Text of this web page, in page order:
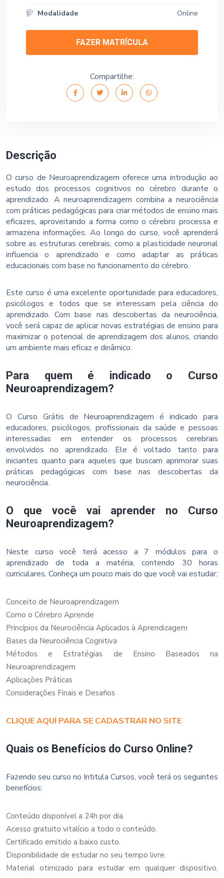
Descrição
O curso de Neuroaprendizagem oferece uma introdução ao
estudo dos processos cognitivos no cérebro durante o
aprendizado. A neuroaprendizagem combina a neurociência
com práticas pedagógicas para criar métodos de ensino mais
eficazes, aproveitando a forma como o cérebro processa e
armazena informações. Ao longo do curso, você aprenderá
sobre as estruturas cerebrais, como a plasticidade neuronal
influencia o aprendizado e como adaptar as práticas
educacionais com base no funcionamento do cérebro.
Este curso é uma excelente oportunidade para educadores,
psicólogos e todos que se interessam pela ciência do
aprendizado. Com base nas descobertas da neurociência,
você será capaz de aplicar novas estratégias de ensino para
maximizar o potencial de aprendizagem dos alunos, criando
um ambiente mais eficaz e dinâmico.
Para quem é indicado o Curso
Neuroaprendizagem?
O Curso Grátis de Neuroaprendizagem é indicado para
educadores, psicólogos, profissionais da saúde e pessoas
interessadas em entender os processos cerebrais
envolvidos no aprendizado. Ele é voltado tanto para
iniciantes quanto para aqueles que buscam aprimorar suas
práticas pedagógicas com base nas descobertas da
neurociência.
O que você vai aprender no Curso
Neuroaprendizagem?
Neste curso você terá acesso a 7 módulos para o
aprendizado de toda a matéria, contendo 30 horas
curriculares. Conheça um pouco mais do que você vai estudar:
Conceito de Neuroaprendizagem
Como o Cérebro Aprende
Princípios da Neurociência Aplicados à Aprendizagem
Bases da Neurociência Cognitiva
Métodos e Estratégias de Ensino Baseados na
Neuroaprendizagem
Aplicações Práticas
Considerações Finais e Desafios
CLIQUE AQUI PARA SE CADASTRAR NO SITE
Quais os Benefícios do Curso Online?
Fazendo seu curso no Intitula Cursos, você terá os seguintes
benefícios:
Conteúdo disponível a 24h por dia.
Acesso gratuito vitalício a todo o conteúdo.
Certificado emitido a baixo custo.
Disponibilidade de estudar no seu tempo livre.
Material otimizado para estudar em qualquer dispositivo,
Modalidade
Online
FAZER MATRÍCULA
Compartilhe: